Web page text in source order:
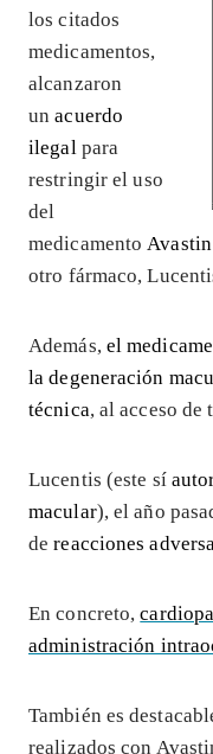
los citados
medicamentos,
alcanzaron
unacuerdo
ilegal para
restringir el uso
del
medicamento
otro fármaco,
Además, el
la degeneración
técnica, al acceso de
Lucentis (este sí
macular), el año
dereacciones
En concreto,
administración
También es
realizados con